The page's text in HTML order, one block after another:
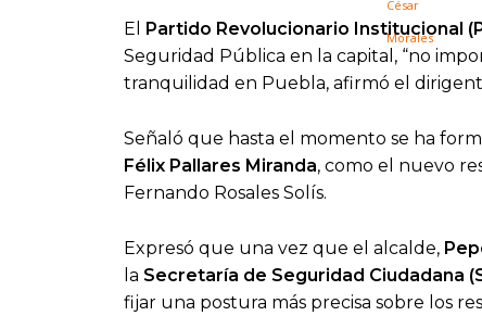
El Partido Revolucionario Institucional
Seguridad Pública en la capital, “no
tranquilidad en Puebla, afirmó el
Señaló que hasta el momento se ha
Félix Pallares Miranda, como el nuevo
Fernando Rosales Solís.
Expresó que una vez que el alcalde,
la Secretaría de Seguridad Ciudadana
fijar una postura más precisa sobre los